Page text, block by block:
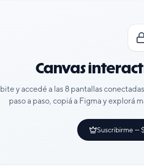
Canvas
y accedé a las 8 pantallas
paso a paso, copiá a Figma y explorá
Suscribirme —